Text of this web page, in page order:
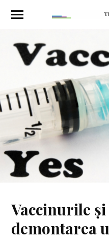
Vaccinurile
demontarea